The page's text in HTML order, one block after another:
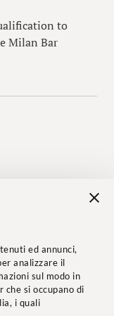
ed annunci,
analizzare il
sul modo in
si occupano di
i quali
to
Milan Bar